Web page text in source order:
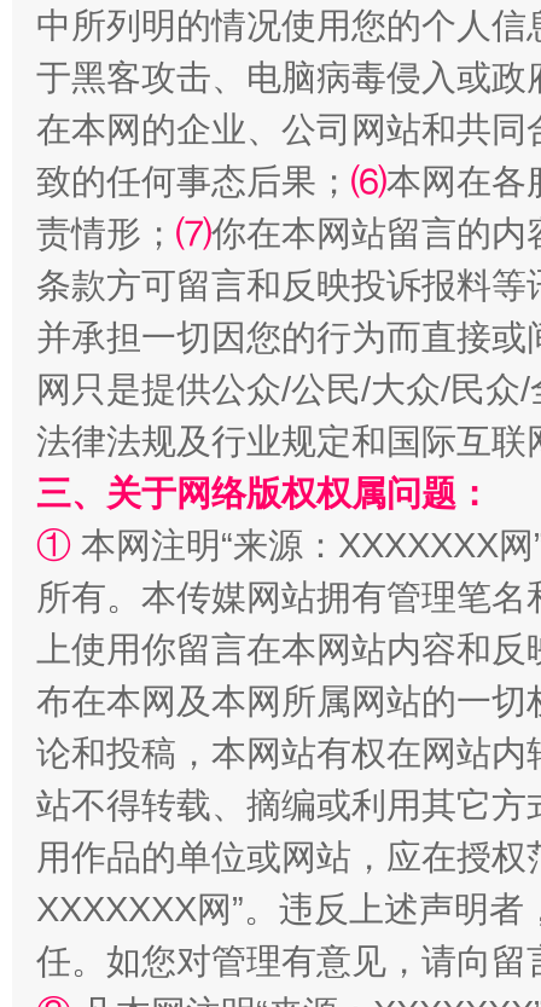
扯下公款旅游的“隐身衣” 如何以
“蜀中异人”王建安的艺术幻境
中所列明的情况使用您的个人
于黑客攻击、电脑病毒侵入或
在本网的企业、公司网站和共
致的任何事态后果； ⑹本网在各
责情形； ⑺你在本网站留言的内
条款方可留言和反映投诉报料
并承担一切因您的行为而直接
网只是提供公众/公民/大众/民
法律法规及行业规定和国际互
三、关于网络版权权属问题：
① 本网注明“来源：XXXXXXX
所有。本传媒网站拥有管理笔
上使用你留言在本网站内容和
布在本网及本网所属网站的一
论和投稿，本网站有权在网站
站不得转载、摘编或利用其它
用作品的单位或网站，应在授
XXXXXXX网”。违反上述声明
任。如您对管理有意见，请向